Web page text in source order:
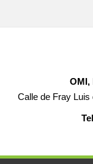
OMI,
Calle de Fray Luis